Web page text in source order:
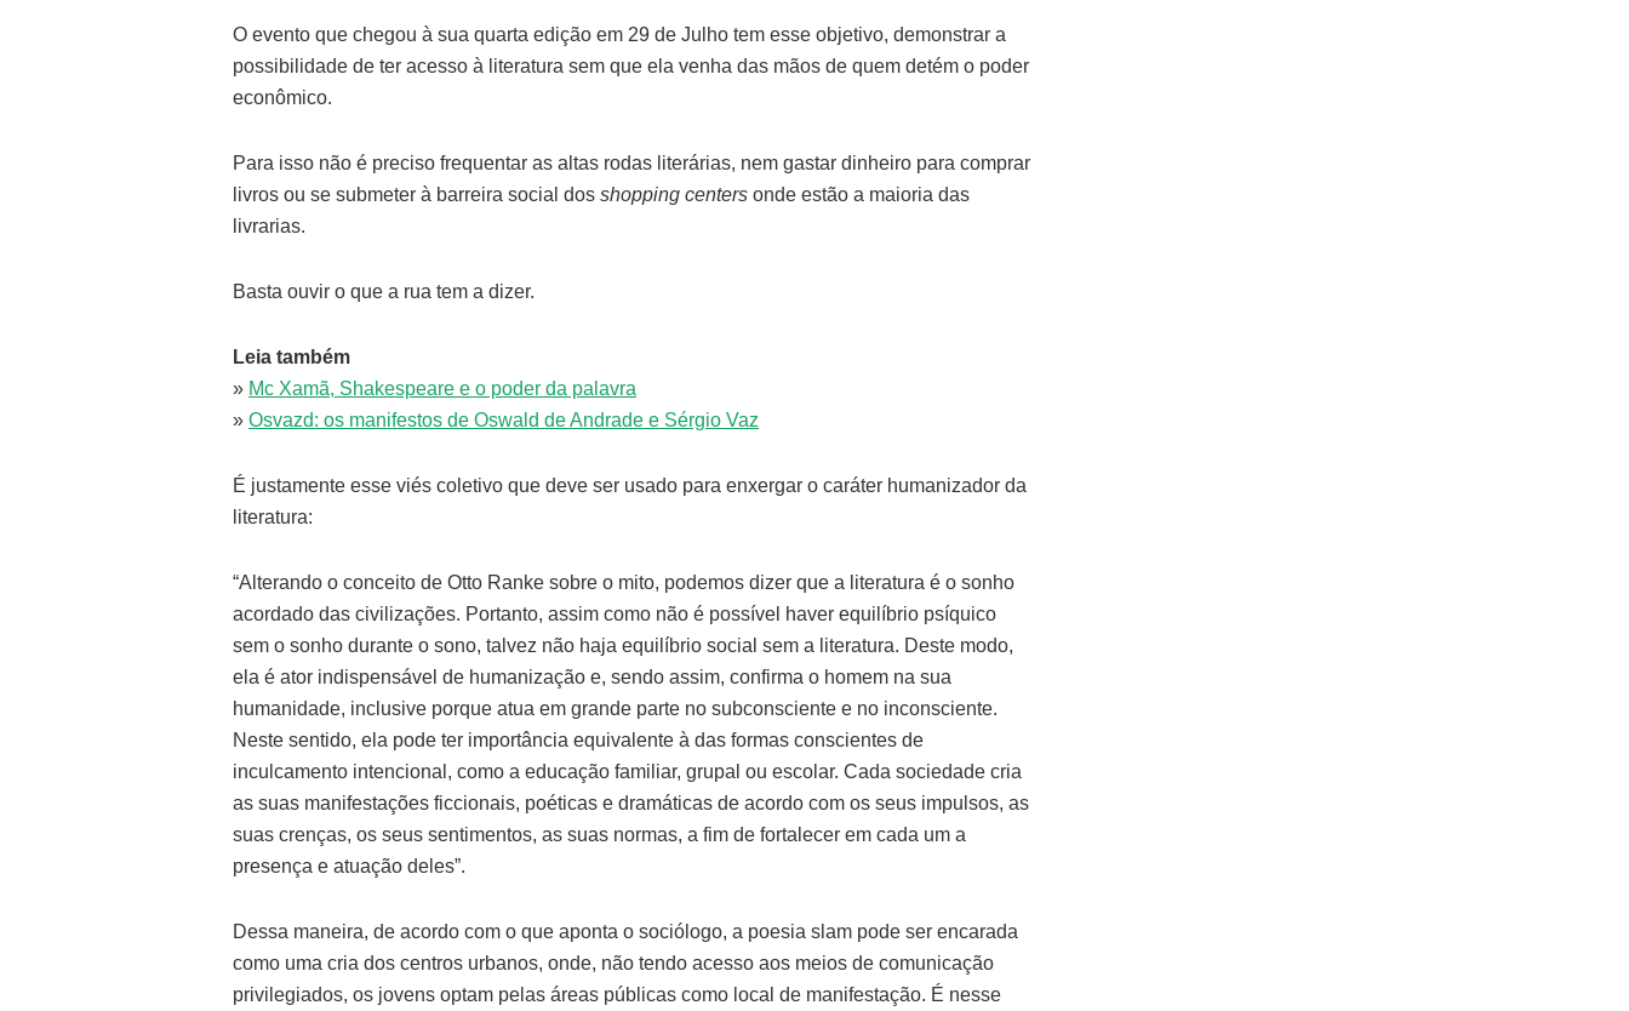
O evento que chegou à sua quarta edição em 29 de Julho tem esse objetivo, demonstrar a
possibilidade de ter acesso à literatura sem que ela venha das mãos de quem detém o poder
econômico.
Para isso não é preciso frequentar as altas rodas literárias, nem gastar dinheiro para comprar
livros ou se submeter à barreira social dos shopping centers onde estão a maioria das
livrarias.
Basta ouvir o que a rua tem a dizer.
Leia também
» Mc Xamã, Shakespeare e o poder da palavra
» Osvazd: os manifestos de Oswald de Andrade e Sérgio Vaz
É justamente esse viés coletivo que deve ser usado para enxergar o caráter humanizador da
literatura:
“Alterando o conceito de Otto Ranke sobre o mito, podemos dizer que a literatura é o sonho
acordado das civilizações. Portanto, assim como não é possível haver equilíbrio psíquico
sem o sonho durante o sono, talvez não haja equilíbrio social sem a literatura. Deste modo,
ela é ator indispensável de humanização e, sendo assim, confirma o homem na sua
humanidade, inclusive porque atua em grande parte no subconsciente e no inconsciente.
Neste sentido, ela pode ter importância equivalente à das formas conscientes de
inculcamento intencional, como a educação familiar, grupal ou escolar. Cada sociedade cria
as suas manifestações ficcionais, poéticas e dramáticas de acordo com os seus impulsos, as
suas crenças, os seus sentimentos, as suas normas, a fim de fortalecer em cada um a
presença e atuação deles”.
Dessa maneira, de acordo com o que aponta o sociólogo, a poesia slam pode ser encarada
como uma cria dos centros urbanos, onde, não tendo acesso aos meios de comunicação
privilegiados, os jovens optam pelas áreas públicas como local de manifestação. É nesse